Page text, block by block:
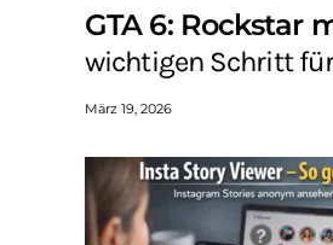
GTA 6: Rockstar
wichtigen Schritt
März 19, 2026